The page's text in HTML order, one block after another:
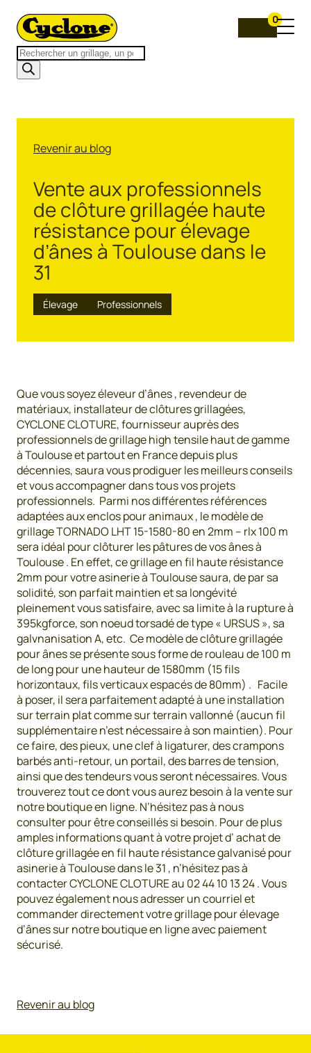
Recherche
de
produits
0
Revenir au blog
Vente aux professionnels
de clôture grillagée haute
résistance pour élevage
d’ânes à Toulouse dans le
31
Élevage Professionnels
Que vous soyez éleveur d’ânes , revendeur de
matériaux, installateur de clôtures grillagées,
CYCLONE CLOTURE, fournisseur auprès des
professionnels de grillage high tensile haut de gamme
à Toulouse et partout en France depuis plus
décennies, saura vous prodiguer les meilleurs conseils
et vous accompagner dans tous vos projets
professionnels. Parmi nos différentes références
adaptées aux enclos pour animaux , le modèle de
grillage TORNADO LHT 15-1580-80 en 2mm – rlx 100 m
sera idéal pour clôturer les pâtures de vos ânes à
Toulouse . En effet, ce grillage en fil haute résistance
2mm pour votre asinerie à Toulouse saura, de par sa
solidité, son parfait maintien et sa longévité
pleinement vous satisfaire, avec sa limite à la rupture à
395kgforce, son noeud torsadé de type « URSUS », sa
galvnanisation A, etc. Ce modèle de clôture grillagée
pour ânes se présente sous forme de rouleau de 100 m
de long pour une hauteur de 1580mm (15 fils
horizontaux, fils verticaux espacés de 80mm) . Facile
à poser, il sera parfaitement adapté à une installation
sur terrain plat comme sur terrain vallonné (aucun fil
supplémentaire n’est nécessaire à son maintien). Pour
ce faire, des pieux, une clef à ligaturer, des crampons
barbés anti-retour, un portail, des barres de tension,
ainsi que des tendeurs vous seront nécessaires. Vous
trouverez tout ce dont vous aurez besoin à la vente sur
notre boutique en ligne. N’hésitez pas à nous
consulter pour être conseillés si besoin. Pour de plus
amples informations quant à votre projet d’ achat de
clôture grillagée en fil haute résistance galvanisé pour
asinerie à Toulouse dans le 31 , n’hésitez pas à
contacter CYCLONE CLOTURE au 02 44 10 13 24 . Vous
pouvez également nous adresser un courriel et
commander directement votre grillage pour élevage
d’ânes sur notre boutique en ligne avec paiement
sécurisé.
Revenir au blog